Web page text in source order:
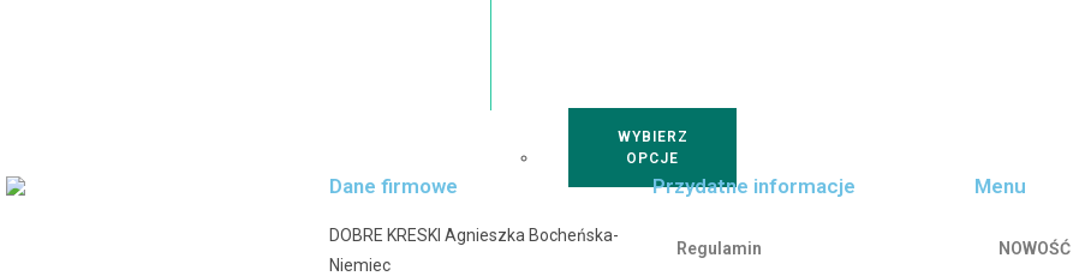
WYBIERZ
OPCJE
Dane firmowe
DOBRE KRESKI Agnieszka Bocheńska-
Niemiec
Przydatne informacje
Regulamin
Menu
NOWOŚĆ